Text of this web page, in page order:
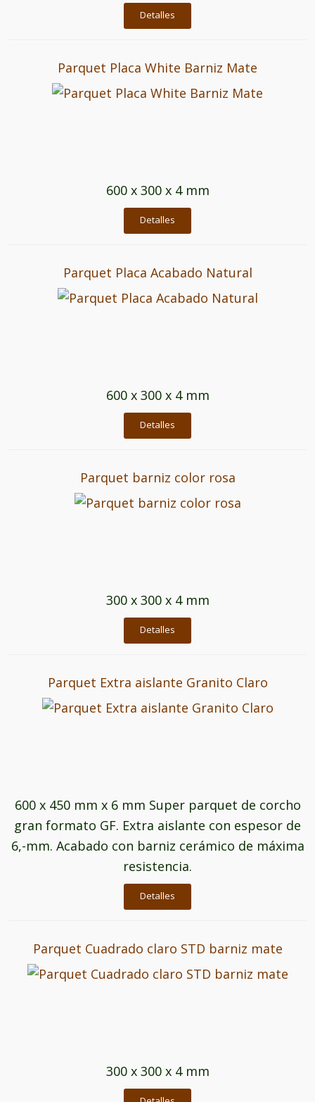
Detalles
Parquet Placa White Barniz Mate
600 x 300 x 4 mm
Detalles
Parquet Placa Acabado Natural
600 x 300 x 4 mm
Detalles
Parquet barniz color rosa
300 x 300 x 4 mm
Detalles
Parquet Extra aislante Granito Claro
600 x 450 mm x 6 mm Super parquet de corcho
gran formato GF. Extra aislante con espesor de
6,-mm. Acabado con barniz cerámico de máxima
resistencia.
Detalles
Parquet Cuadrado claro STD barniz mate
300 x 300 x 4 mm